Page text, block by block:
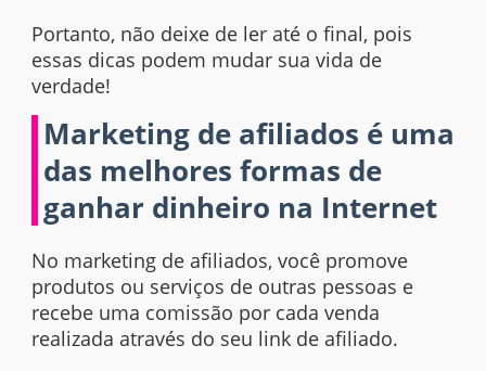
Portanto, não deixe de ler até o final, pois
essas dicas podem mudar sua vida de
verdade!
Marketing de afiliados é uma
das melhores formas de
ganhar dinheiro na Internet
No marketing de afiliados, você promove
produtos ou serviços de outras pessoas e
recebe uma comissão por cada venda
realizada através do seu link de afiliado.